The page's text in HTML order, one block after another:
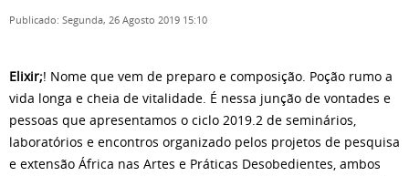
Publicado: Segunda, 26 Agosto 2019 15:10
Elixir;! Nome que vem de preparo e composição. Poção rumo a
vida longa e cheia de vitalidade. É nessa junção de vontades e
pessoas que apresentamos o ciclo 2019.2 de seminários,
laboratórios e encontros organizado pelos projetos de pesquisa
e extensão África nas Artes e Práticas Desobedientes, ambos